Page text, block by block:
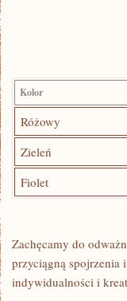
Kolor
Różowy
Zieleń
Fiolet
Zachęcamy do
przyciągną spojrzenia
indywidualności i